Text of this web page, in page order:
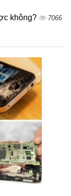
không? 7066